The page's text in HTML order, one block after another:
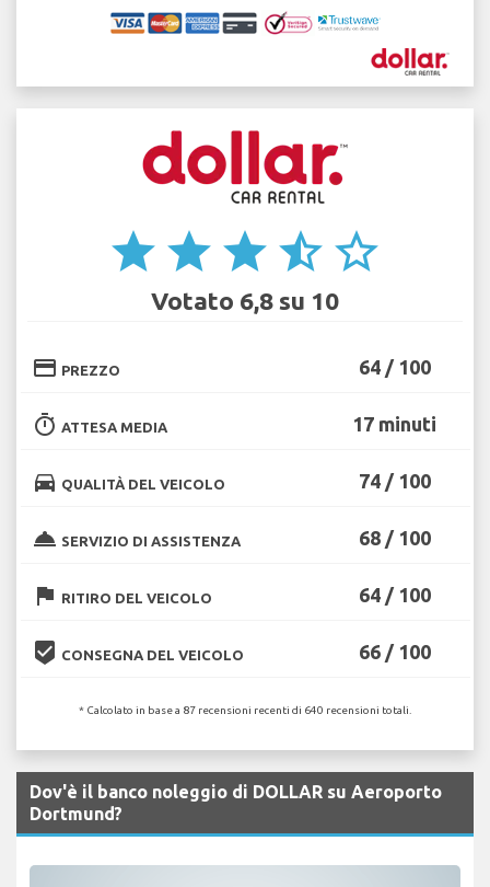
star star star star_half star_border
Votato 6,8 su 10
credit_card PREZZO 64 / 100
timer ATTESA MEDIA 17 minuti
directions_car QUALITÀ DEL VEICOLO 74 / 100
room_service SERVIZIO DI ASSISTENZA 68 / 100
flag RITIRO DEL VEICOLO 64 / 100
beenhere CONSEGNA DEL VEICOLO 66 / 100
* Calcolato in base a 87 recensioni recenti di 640 recensioni totali.
Dov'è il banco noleggio di DOLLAR su Aeroporto
Dortmund?